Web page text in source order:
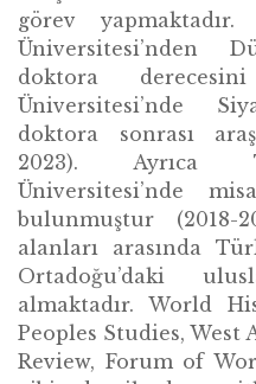
görev yapmaktadır.
Üniversitesi’nden
doktora
Üniversitesi’nde
doktora sonrası
2023). Ayrıca
Üniversitesi’nde
bulunmuştur (2018-
alanları arasında
Ortadoğu’daki
almaktadır. World
Peoples Studies,
Review, Forum of